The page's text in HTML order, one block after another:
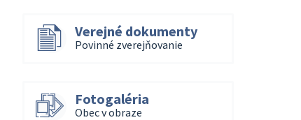
Verejné dokumenty
Povinné zverejňovanie
Fotogaléria
Obec v obraze